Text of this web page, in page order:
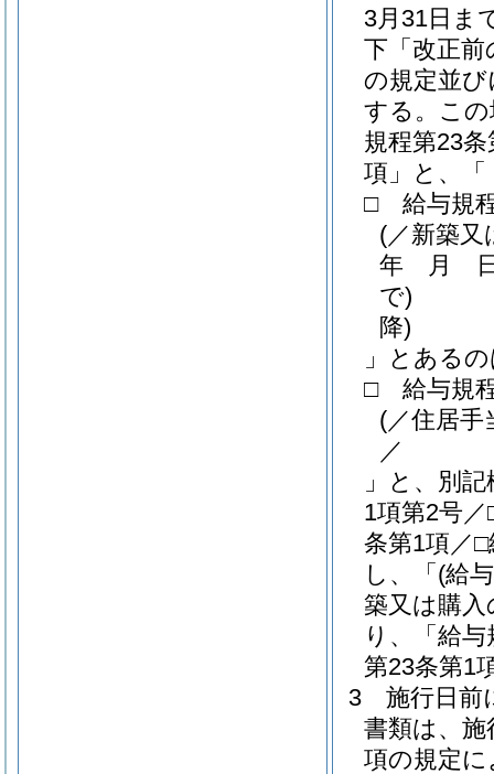
3月31日ま
下「改正
の規定並
する。 こ
規程第23
項」と、「
□ 給与規
(／新築
年 月 日
で)
降)
」とある
□ 給与規程
(／住居手
」と、別
1項第2号
条第1項／
し、「 (給
築又は購
り、「給
第23条第1
3
施行日前
書類は、
項の規定